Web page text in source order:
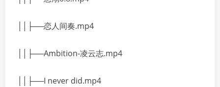
││├──恋人间奏.mp4
││├──Ambition-凌云志.mp4
││├──I never did.mp4